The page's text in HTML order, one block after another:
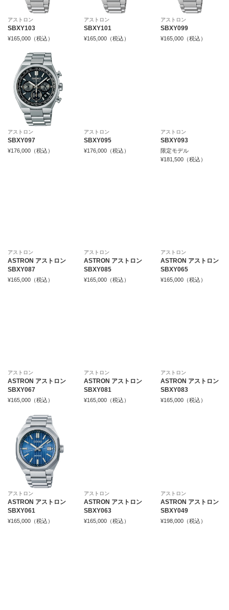
アストロン
SBXY103
¥165,000（税込）
アストロン
SBXY101
¥165,000（税込）
アストロン
SBXY099
¥165,000（税込）
アストロン
SBXY097
¥176,000（税込）
アストロン
SBXY095
¥176,000（税込）
アストロン
SBXY093
限定モデル
¥181,500（税込）
アストロン
ASTRON アストロン
SBXY087
¥165,000（税込）
アストロン
ASTRON アストロン
SBXY085
¥165,000（税込）
アストロン
ASTRON アストロン
SBXY065
¥165,000（税込）
アストロン
ASTRON アストロン
SBXY067
¥165,000（税込）
アストロン
ASTRON アストロン
SBXY081
¥165,000（税込）
アストロン
ASTRON アストロン
SBXY083
¥165,000（税込）
アストロン
ASTRON アストロン
SBXY061
¥165,000（税込）
アストロン
ASTRON アストロン
SBXY063
¥165,000（税込）
アストロン
ASTRON アストロン
SBXY049
¥198,000（税込）